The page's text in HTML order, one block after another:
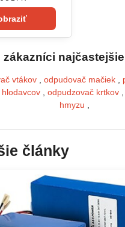
zákazníci
vtákov odpudovač mačiek
odpudzovač krtkov
hmyzu
články